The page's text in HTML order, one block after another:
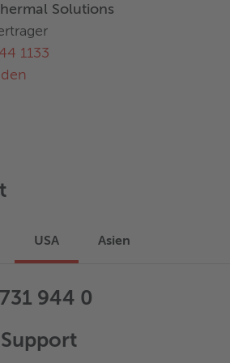
Solutions
1133
USA Asien
944 0